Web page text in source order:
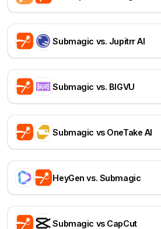
Submagic vs. Jupitrr AI
Submagic vs. BIGVU
Submagic vs OneTake AI
HeyGen vs. Submagic
Submagic vs CapCut